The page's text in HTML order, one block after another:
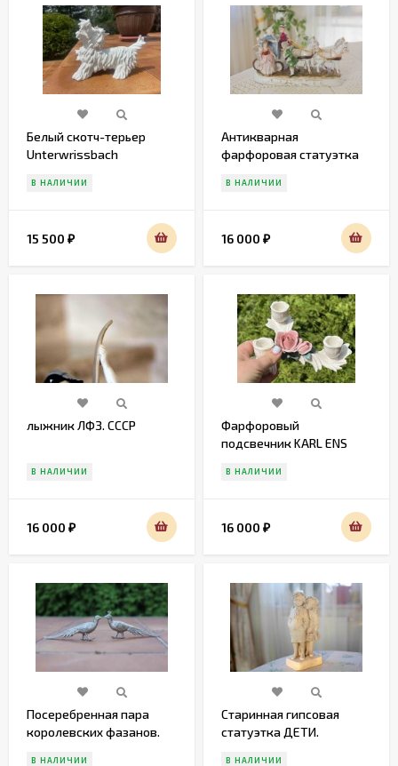
Белый скотч-терьер
Unterwrissbach
В НАЛИЧИИ
15 500 ₽
Антикварная
фарфоровая статуэтка
20 века
В НАЛИЧИИ
16 000 ₽
лыжник ЛФЗ. СССР
В НАЛИЧИИ
16 000 ₽
Фарфоровый
подсвечник KARL ENS
В НАЛИЧИИ
16 000 ₽
Посеребренная пара
королевских фазанов.
В НАЛИЧИИ
Старинная гипсовая
статуэтка ДЕТИ.
В НАЛИЧИИ